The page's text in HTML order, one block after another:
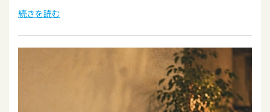
続きを読む